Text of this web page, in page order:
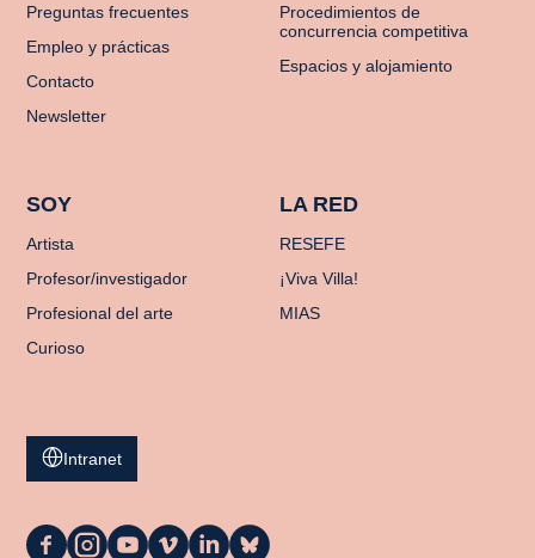
Preguntas frecuentes
Empleo y prácticas
Contacto
Newsletter
Procedimientos de
concurrencia competitiva
Espacios y alojamiento
SOY
Artista
Profesor/investigador
Profesional del arte
Curioso
LA RED
RESEFE
¡Viva Villa!
MIAS
Intranet
La La La La La La